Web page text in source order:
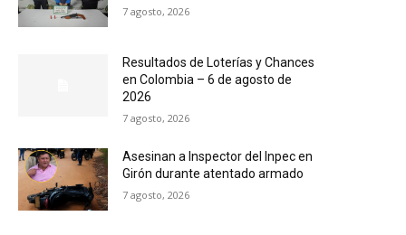
7 agosto, 2026
Resultados de Loterías y Chances
en Colombia – 6 de agosto de
2026
7 agosto, 2026
Asesinan a Inspector del Inpec en
Girón durante atentado armado
7 agosto, 2026